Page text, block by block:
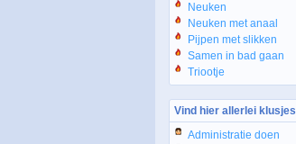
Neuken
Neuken met anaal
Pijpen met slikken
Samen in bad gaan
Triootje
Vind hier allerlei klusjes
Administratie doen